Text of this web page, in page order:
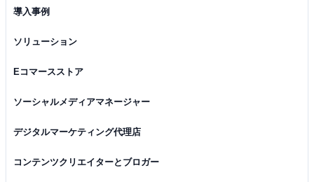
導入事例
ソリューション
Eコマースストア
ソーシャルメディアマネージャー
デジタルマーケティング代理店
コンテンツクリエイターとブロガー